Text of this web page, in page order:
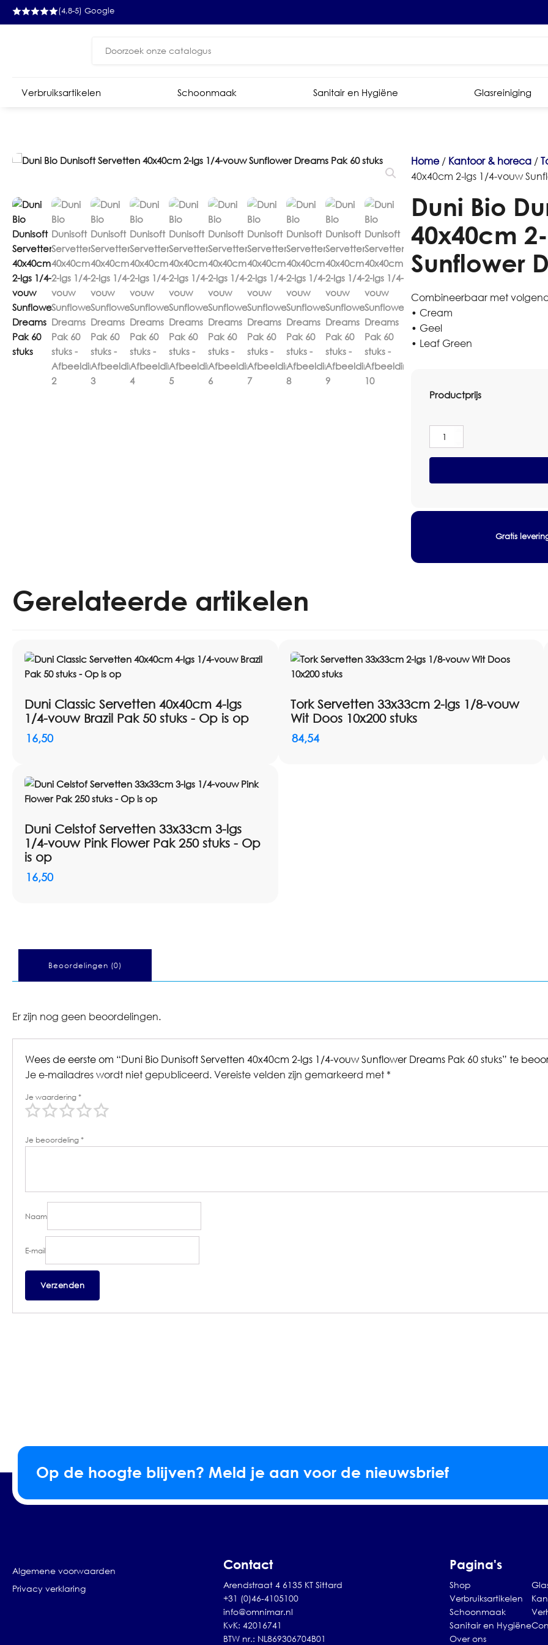
(4,8-5) Google
Zoeken
Verbruiksartikelen Schoonmaak Sanitair en Hygiëne Glasreiniging
Home/ Kantoor & horeca /
40x40cm 2-lgs 1/4-vouw
Duni Bio
40x40cm
Sunflower
Combineerbaar met
• Cream
• Geel
• Leaf Green
Productprijs
Duni
Bio
Dunisoft
40x40cm
Pak
Gratis
Gerelateerde artikelen
Duni Classic Servetten 40x40cm 4-lgs
1/4-vouw Brazil Pak 50 stuks - Op is op
16,50
Tork Servetten 33x33cm 2-lgs 1/8-vouw
Wit Doos 10x200 stuks
84,54
Duni Celstof Servetten 33x33cm 3-lgs
1/4-vouw Pink Flower Pak 250 stuks - Op
is op
16,50
Beoordelingen (0)
Er zijn nog geen beoordelingen.
Wees de eerste om “Duni Bio Dunisoft Servetten 40x40cm 2-lgs 1/4-vouw Sunflower Dreams Pak 60 stuks” te
Je e-mailadres wordt niet gepubliceerd.Vereiste velden zijn gemarkeerd met *
Je waardering*
Je beoordeling*
Naam
E-mail
Op de hoogte blijven? Meld je aan voor de nieuwsbrief
Algemene voorwaarden
Privacy verklaring
Contact
Arendstraat 4 6135 KT Sittard
+31 (0)46-4105100
info@omnimar.nl
KvK: 42016741
BTW nr.: NL869306704B01
Pagina's
Shop
Verbruiksartikelen
Schoonmaak
Sanitair en Hygiëne
Over ons